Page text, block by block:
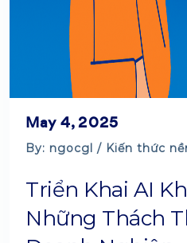
May 4, 2025
By: ngocgl / Kiến thức
Triển Khai AI
Những Thách